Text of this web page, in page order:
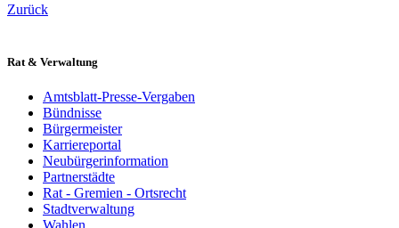
Zurück
Rat & Verwaltung
Amtsblatt-Presse-Vergaben
Bündnisse
Bürgermeister
Karriereportal
Neubürgerinformation
Partnerstädte
Rat - Gremien - Ortsrecht
Stadtverwaltung